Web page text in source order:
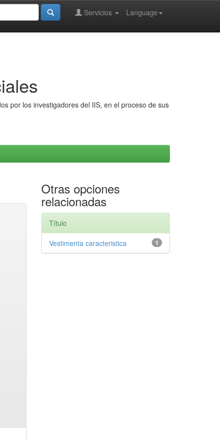
Language
Servicios
por los investigadores del IIS, en el proceso de sus
Otras opciones
relacionadas
Título
1
Vestimenta caracteristica